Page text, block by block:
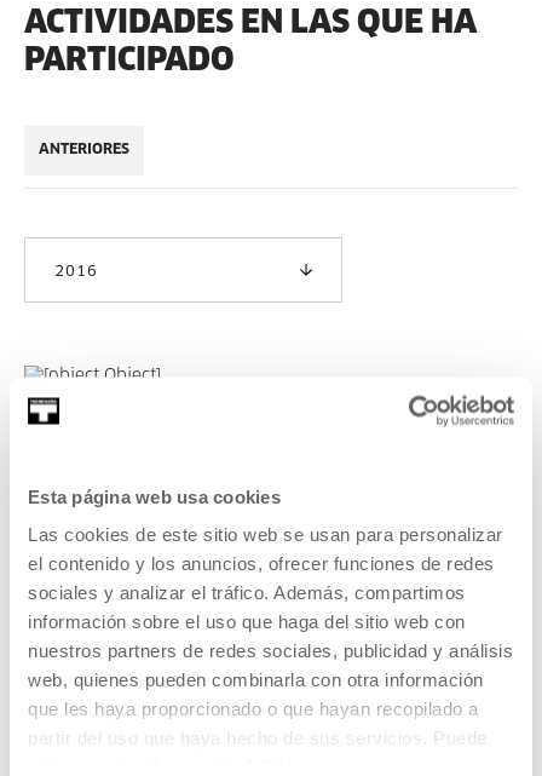
Esta página web usa cookies
Las cookies de este sitio web se usan para personalizar
el contenido y los anuncios, ofrecer funciones de redes
sociales y analizar el tráfico. Además, compartimos
información sobre el uso que haga del sitio web con
nuestros partners de redes sociales, publicidad y análisis
web, quienes pueden combinarla con otra información
que les haya proporcionado o que hayan recopilado a
partir del uso que haya hecho de sus servicios. Puede
ACTIVIDADES EN LAS QUE HA
PARTICIPADO
ANTERIORES
2016
Convocatoria de Residencia
para artistas/agentes culturales no locales que hayan sido
propuestos por artistas/agentes culturales locales, con el
objetivo de desarrollar un proyecto conjunto o en
colaboración.
LEER MÁS